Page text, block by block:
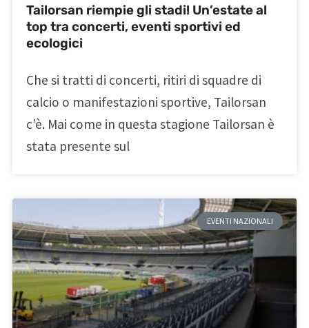
Tailorsan riempie gli stadi! Un’estate al
top tra concerti, eventi sportivi ed
ecologici
Che si tratti di concerti, ritiri di squadre di
calcio o manifestazioni sportive, Tailorsan
c’è. Mai come in questa stagione Tailorsan è
stata presente sul
EVENTI NAZIONALI